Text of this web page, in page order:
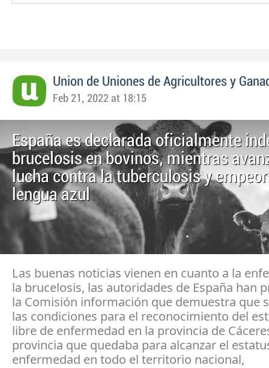
Union de Uniones de Agricultores y
Feb 21, 2022 at 18:15
España es declarada oficialmente
brucelosis en bovinos, mientras
lucha contra la tuberculosis y
lengua azul
Las buenas noticias vienen en cuanto a la
la brucelosis, las autoridades de España han
la Comisión información que demuestra que
las condiciones para el reconocimiento del
libre de enfermedad en la provincia de
provincia que quedaba para alcanzar el
enfermedad en todo el territorio nacional,